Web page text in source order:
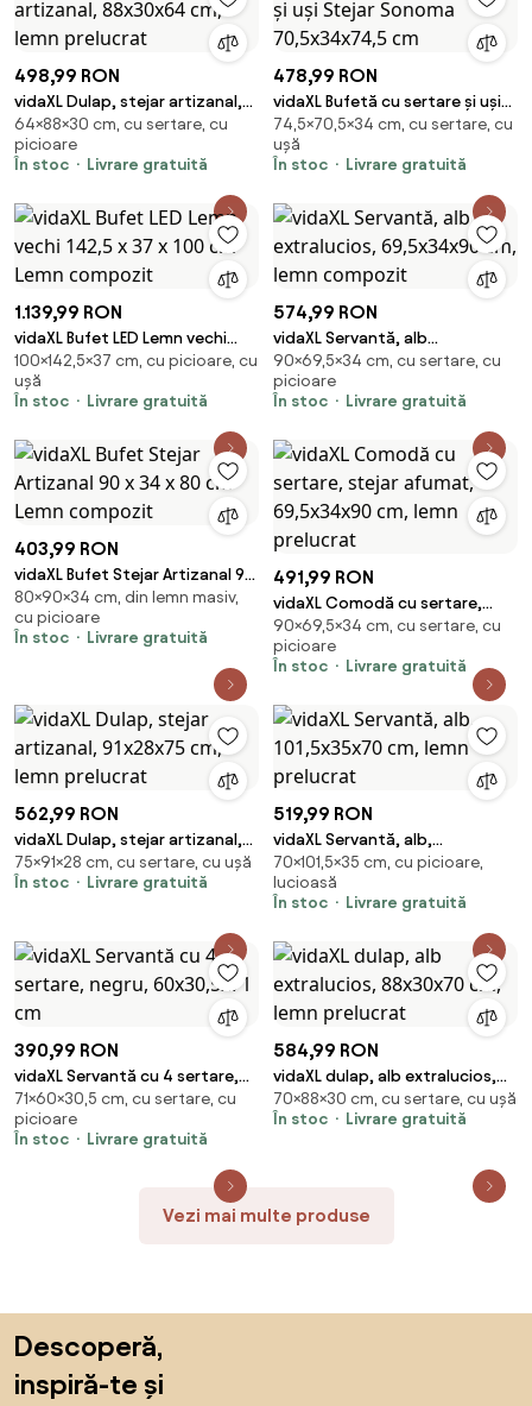
498,99 RON
vidaXL Dulap, stejar artizanal,
88x30x64 cm, lemn prelucrat
64×88×30 cm, cu sertare, cu
picioare
În stoc
Livrare gratuită
478,99 RON
vidaXL Bufetă cu sertare și uși
Stejar Sonoma 70,5x34x74,5
cm
74,5×70,5×34 cm, cu sertare, cu
ușă
În stoc
Livrare gratuită
1.139,99 RON
vidaXL Bufet LED Lemn vechi
142,5 x 37 x 100 cm Lemn
compozit
100×142,5×37 cm, cu picioare, cu
ușă
În stoc
Livrare gratuită
574,99 RON
vidaXL Servantă, alb
extralucios, 69,5x34x90 cm,
lemn compozit
90×69,5×34 cm, cu sertare, cu
picioare
În stoc
Livrare gratuită
403,99 RON
vidaXL Bufet Stejar Artizanal 90
x 34 x 80 cm Lemn compozit
80×90×34 cm, din lemn masiv,
cu picioare
În stoc
Livrare gratuită
491,99 RON
vidaXL Comodă cu sertare,
stejar afumat, 69,5x34x90 cm,
lemn prelucrat
90×69,5×34 cm, cu sertare, cu
picioare
În stoc
Livrare gratuită
562,99 RON
vidaXL Dulap, stejar artizanal,
91x28x75 cm, lemn prelucrat
75×91×28 cm, cu sertare, cu ușă
În stoc
Livrare gratuită
519,99 RON
vidaXL Servantă, alb,
101,5x35x70 cm, lemn prelucrat
70×101,5×35 cm, cu picioare,
lucioasă
În stoc
Livrare gratuită
390,99 RON
vidaXL Servantă cu 4 sertare,
negru, 60x30,5x71 cm
71×60×30,5 cm, cu sertare, cu
picioare
În stoc
Livrare gratuită
584,99 RON
vidaXL dulap, alb extralucios,
88x30x70 cm, lemn prelucrat
70×88×30 cm, cu sertare, cu ușă
În stoc
Livrare gratuită
Vezi mai multe produse
Descoperă,
inspiră-te și